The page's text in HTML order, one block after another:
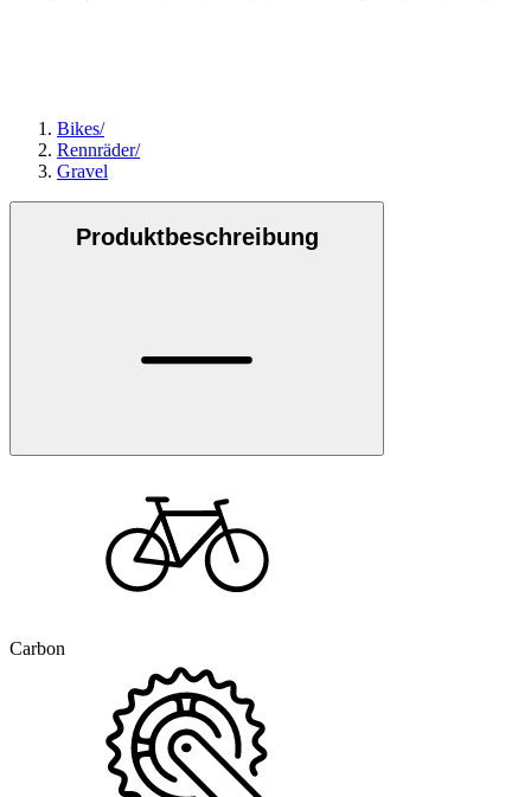
Bikes/
Rennräder/
Gravel
Produktbeschreibung
Carbon